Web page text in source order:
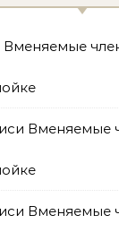
Вменяемые
Вменяемые
Вменяемые